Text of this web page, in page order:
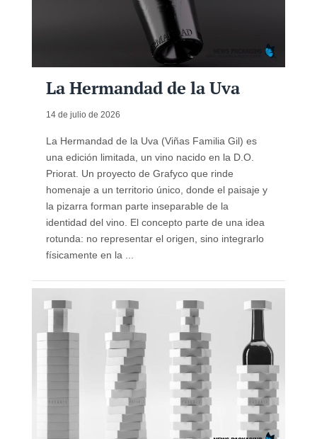
La Hermandad de la Uva
14 de julio de 2026
La Hermandad de la Uva (Viñas Familia Gil) es
una edición limitada, un vino nacido en la D.O.
Priorat. Un proyecto de Grafyco que rinde
homenaje a un territorio único, donde el paisaje y
la pizarra forman parte inseparable de la
identidad del vino. El concepto parte de una idea
rotunda: no representar el origen, sino integrarlo
físicamente en la ...